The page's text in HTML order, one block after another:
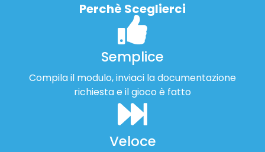
Perchè Sceglierci
Semplice
Compila il modulo, inviaci la documentazione
richiesta e il gioco è fatto
Veloce